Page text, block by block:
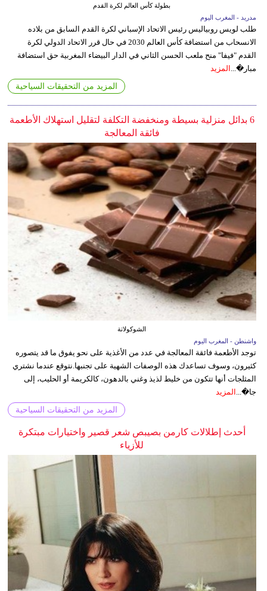
بطولة كأس العالم لكرة القدم
مدريد - المغرب اليوم
طلب لويس روبياليس رئيس الاتحاد الإسباني لكرة القدم السابق من بلاده
الانسحاب من استضافة كأس العالم 2030 في حال قرر الاتحاد الدولي لكرة
القدم "فيفا" منح ملعب الحسن الثاني في الدار البيضاء المغربية حق استضافة
مبار�...
المزيد
المزيد من التحقيقات السياحية
6 بدائل منزلية بسيطة ومنخفضة التكلفة لتقليل استهلاك الأطعمة
فائقة المعالجة
الشوكولاتة
واشنطن - المغرب اليوم
توجد الأطعمة فائقة المعالجة في عدد من الأغذية على نحو يفوق ما قد يتصوره
كثيرون، وسوف تساعدك هذه الوصفات الشهية على تجنبها.نتوقع عندما نشتري
المثلجات أنها تتكون من خليط لذيذ وغني بالدهون، كالكريمة أو الحليب، إلى
جا�... المزيد
المزيد من التحقيقات السياحية
أحدث إطلالات كارمن بصيبص شعر قصير واختيارات مبتكرة
للأزياء